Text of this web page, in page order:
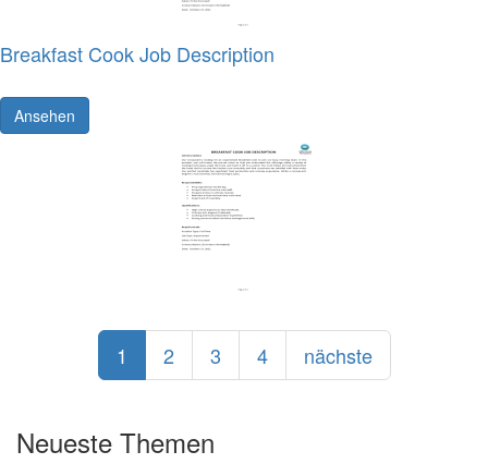
Breakfast Cook Job Description
Ansehen
1 2 3 4 nächste
Neueste Themen